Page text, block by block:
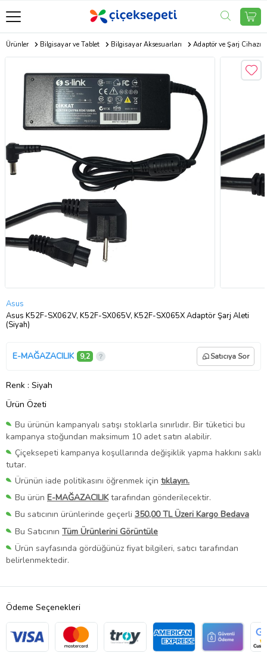
Ürünler Bilgisayar ve Tablet Bilgisayar Aksesuarları Adaptör ve Şarj Cihazı
Asus
Asus K52F-SX062V, K52F-SX065V, K52F-SX065X Adaptör Şarj Aleti
(Siyah)
E-MAĞAZACILIK 9,2 Satıcıya Sor
Renk : Siyah
Ürün Özeti
Bu ürünün kampanyalı satışı stoklarla sınırlıdır. Bir tüketici bu
kampanya stoğundan maksimum 10 adet satın alabilir.
Çiçeksepeti kampanya koşullarında değişiklik yapma hakkını saklı
tutar.
Ürünün iade politikasını öğrenmek için tıklayın.
Bu ürün E-MAĞAZACILIKtarafından gönderilecektir.
Bu satıcının ürünlerinde geçerli 350,00 TL Üzeri Kargo Bedava
Bu Satıcının Tüm Ürünlerini Görüntüle
Ürün sayfasında gördüğünüz fiyat bilgileri, satıcı tarafından
belirlenmektedir.
Ödeme Seçenekleri